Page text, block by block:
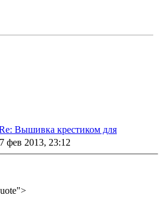
Вышивка крестиком для
фев 2013, 23:12